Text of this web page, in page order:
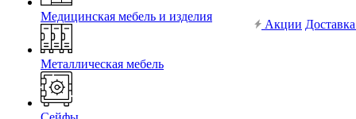
Медицинская мебель и изделия
Металлическая мебель
Акции